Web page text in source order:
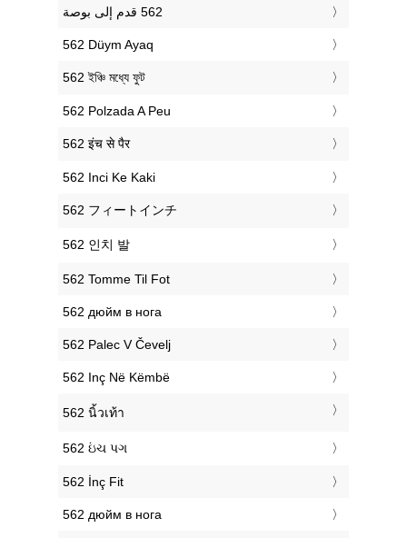
‎562 Düym Ayaq
‎562 ইঞ্চি মধ্যে ফুট
‎562 Polzada A Peu
‎562 इंच से पैर
‎562 Inci Ke Kaki
‎562 フィートインチ
‎562 인치 발
‎562 Tomme Til Fot
‎562 дюйм в нога
‎562 Palec V Čevelj
‎562 Inç Në Këmbë
‎562 นิ้วเท้า
‎562 ઇંચ પગ
‎562 İnç Fit
‎562 дюйм в нога